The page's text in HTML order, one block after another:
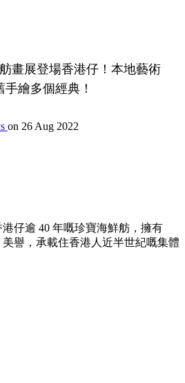
畫展登場香港仔！本地藝術
手繪多個經典！
on 26 Aug 2022
仔逾 40 年嘅珍寶海鮮舫，擁有
美譽，承載住香港人近半世紀嘅集體